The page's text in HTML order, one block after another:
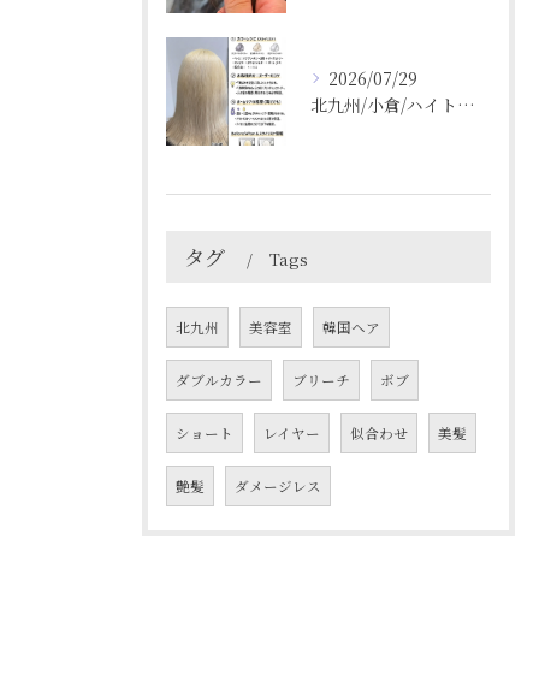
2026/07/29
北九州/小倉/ハイトーン/ケアブリーチ/ブリーチカラー
タグ Tags
北九州 美容室 韓国ヘア
ダブルカラー ブリーチ ボブ
ショート レイヤー 似合わせ 美髪
艶髪 ダメージレス